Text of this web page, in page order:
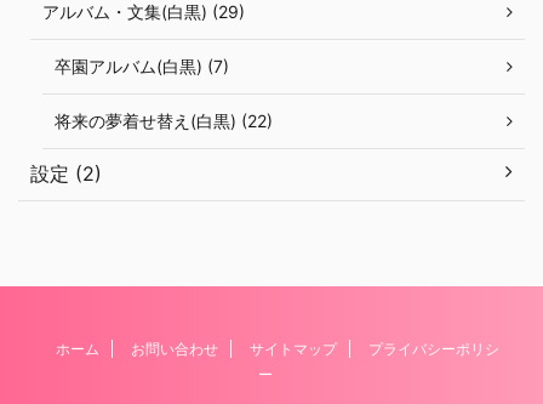
アルバム・文集(白黒) (29)
卒園アルバム(白黒) (7)
将来の夢着せ替え(白黒) (22)
設定 (2)
ホーム お問い合わせ サイトマップ
プライバシーポリシ
ー